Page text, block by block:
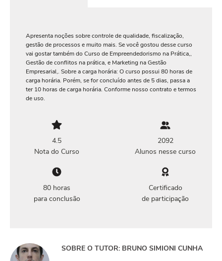
Apresenta noções sobre controle de qualidade, fiscalização,
gestão de processos e muito mais. Se você gostou desse curso
vai gostar também do Curso de Empreendedorismo na Prática,,
Gestão de conflitos na prática, e Marketing na Gestão
Empresarial,. Sobre a carga horária: O curso possui 80 horas de
carga horária. Porém, se for concluído antes de 5 dias, passa a
ter 10 horas de carga horária. Conforme nosso contrato e termos
de uso.
4.5
Nota do Curso
2092
Alunos nesse curso
80 horas
para conclusão
Certificado
de participação
SOBRE O TUTOR: BRUNO SIMIONI CUNHA